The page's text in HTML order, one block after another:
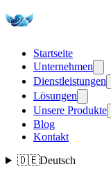
Startseite
Unternehmen
Dienstleistungen
Lösungen
Unsere Produkte
Blog
Kontakt
🇩🇪Deutsch